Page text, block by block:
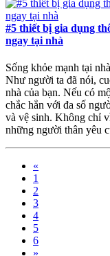
#5 thiết bị gia dụng
ngay tại nhà
Sống khỏe mạnh tại
Như người ta đã nói,
nhà của bạn. Nếu có
chắc hẳn với đa số
và vệ sinh. Không chỉ
những người thân yêu
«
1
2
3
4
5
6
»